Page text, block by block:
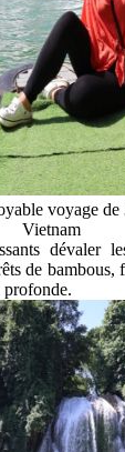
voyage
Vietnam
dévaler
de bambous,